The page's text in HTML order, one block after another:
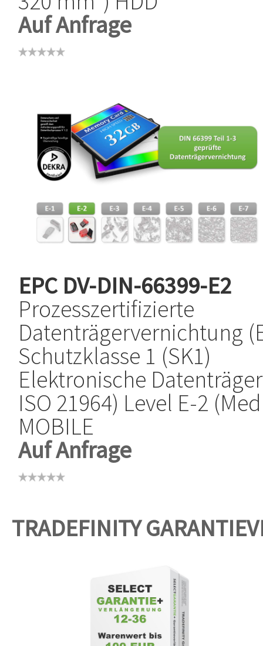
Auf Anfrage
EPC DV-DIN-66399-E2
Prozesszertifizierte
Datenträgervernichtung
Schutzklasse 1 (SK1)
Elektronische
ISO 21964) Level E-2
MOBILE
Auf Anfrage
TRADEFINITY